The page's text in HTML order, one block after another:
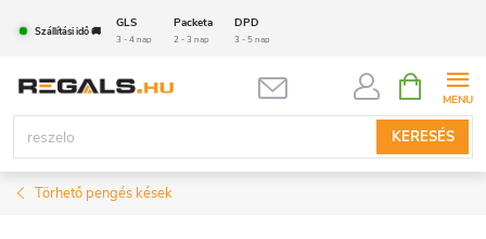
tartalomhoz
Szállítási idő 🚚
GLS Packeta DPD
3 - 4 nap 2 - 3 nap 3 - 5 nap
KERESÉS
KOSÁR
Törhető pengés kések